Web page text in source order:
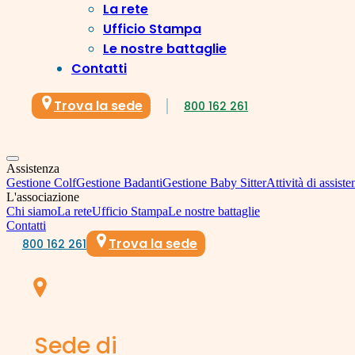
La rete
Ufficio Stampa
Le nostre battaglie
Contatti
Trova la sede 800 162 261
Assistenza
Gestione ColfGestione BadantiGestione Baby SitterAttività di
L'associazione
Chi siamoLa reteUfficio StampaLe nostre battaglie
Contatti
800 162 261 Trova la sede
Sede di